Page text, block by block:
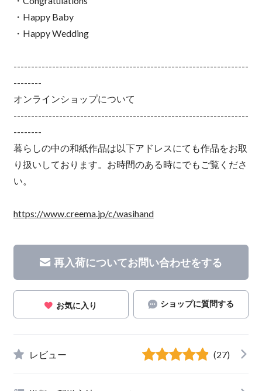
・Happy Baby
・Happy Wedding
-------------------------------------------------------------------
--------
オンラインショップについて
-------------------------------------------------------------------
--------
暮らしの中の和紙作品は以下アドレスにても作品をお取
り扱いしております。お時間のある時にでもご覧くださ
い。
https://www.creema.jp/c/wasihand
再入荷についてお問い合わせをする
お気に入り ショップに質問する
レビュー (27)